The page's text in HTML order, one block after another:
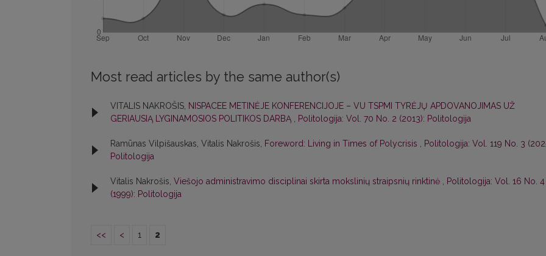
Most read articles by the same author(s)
VITALIS NAKROŠIS, NISPACEE METINĖJE KONFERENCIJOJE – VU TSPMI TYRĖJŲ APDOVANOJIMAS UŽ
GERIAUSIĄ LYGINAMOSIOS POLITIKOS DARBĄ , Politologija: Vol. 70 No. 2 (2013): Politologija
Ramūnas Vilpišauskas, Vitalis Nakrošis, Foreword: Living in Times of Polycrisis , Politologija: Vol. 119 No. 3
Politologija
Vitalis Nakrošis, Viešojo administravimo disciplinai skirta mokslinių straipsnių rinktinė , Politologija: Vol. 16 No. 4
(1999): Politologija
<< < 1 2